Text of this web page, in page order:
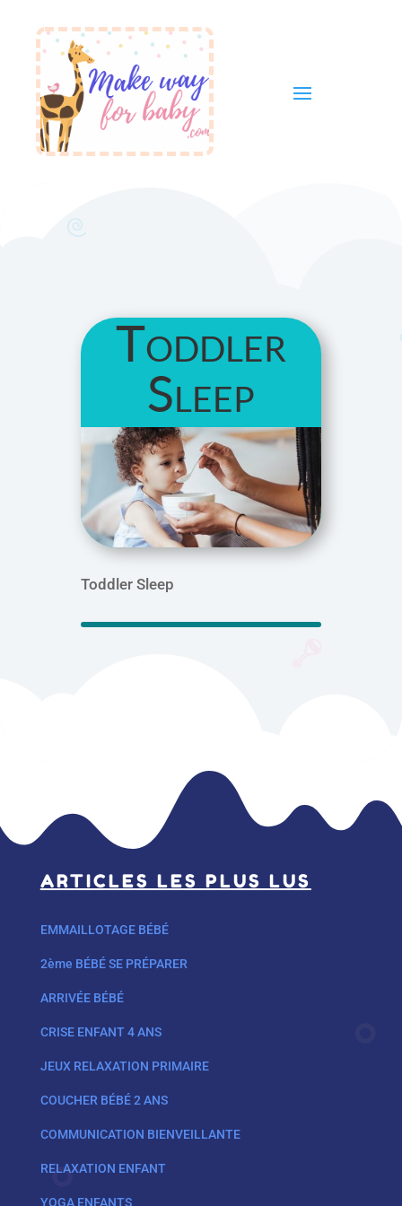
Toddler
Sleep
Toddler Sleep
ARTICLES LES PLUS LUS
EMMAILLOTAGE BÉBÉ
2ème BÉBÉ SE PRÉPARER
ARRIVÉE BÉBÉ
CRISE ENFANT 4 ANS
JEUX RELAXATION PRIMAIRE
COUCHER BÉBÉ 2 ANS
COMMUNICATION BIENVEILLANTE
RELAXATION ENFANT
YOGA ENFANTS